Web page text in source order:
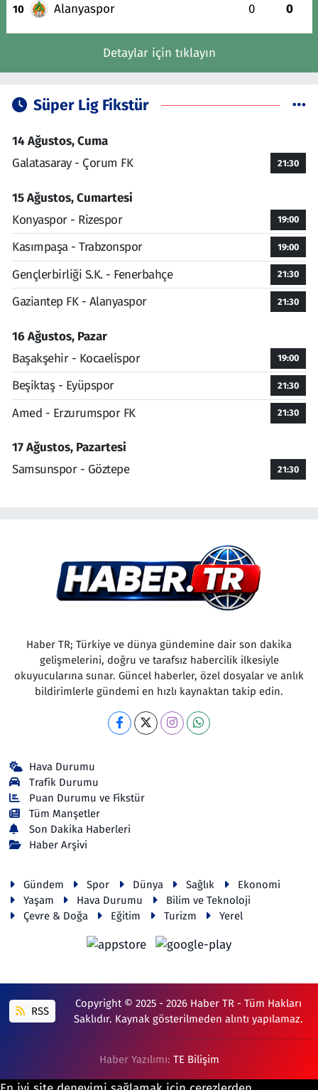
10 Alanyaspor 0 0
Detaylar için tıklayın
Süper Lig Fikstür
14 Ağustos, Cuma
Galatasaray - Çorum FK
21:30
15 Ağustos, Cumartesi
Konyaspor - Rizespor
19:00
Kasımpaşa - Trabzonspor 19:00
Gençlerbirliği S.K. - Fenerbahçe 21:30
Gaziantep FK - Alanyaspor 21:30
16 Ağustos, Pazar
Başakşehir - Kocaelispor
19:00
Beşiktaş - Eyüpspor 21:30
Amed - Erzurumspor FK 21:30
17 Ağustos, Pazartesi
Samsunspor - Göztepe
21:30
Haber TR; Türkiye ve dünya gündemine dair son dakika
gelişmelerini, doğru ve tarafsız habercilik ilkesiyle
okuyucularına sunar. Güncel haberler, özel dosyalar ve anlık
bildirimlerle gündemi en hızlı kaynaktan takip edin.
Hava Durumu
Trafik Durumu
Puan Durumu ve Fikstür
Tüm Manşetler
Son Dakika Haberleri
Haber Arşivi
Gündem Spor Dünya Sağlık
Ekonomi
Yaşam
Hava Durumu
Bilim ve Teknoloji
Çevre & Doğa
Eğitim Turizm Yerel
RSS
Copyright © 2025 - 2026 Haber TR - Tüm Hakları
Saklıdır. Kaynak gösterilmeden alıntı yapılamaz.
Haber Yazılımı: TE Bilişim